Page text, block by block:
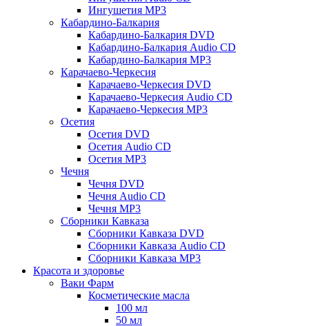
Ингушетия MP3
Кабардино-Балкария
Кабардино-Балкария DVD
Кабардино-Балкария Audio CD
Кабардино-Балкария MP3
Карачаево-Черкесия
Карачаево-Черкесия DVD
Карачаево-Черкесия Audio CD
Карачаево-Черкесия MP3
Осетия
Осетия DVD
Осетия Audio CD
Осетия MP3
Чечня
Чечня DVD
Чечня Audio CD
Чечня MP3
Сборники Кавказа
Сборники Кавказа DVD
Сборники Кавказа Audio CD
Сборники Кавказа MP3
Красота и здоровье
Ваки Фарм
Косметические масла
100 мл
50 мл